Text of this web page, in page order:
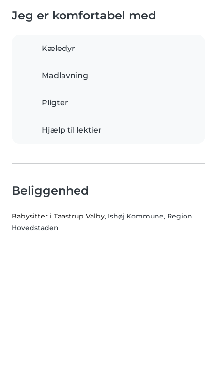
Jeg er komfortabel med
Kæledyr
Madlavning
Pligter
Hjælp til lektier
Beliggenhed
Babysitter i Taastrup Valby, Ishøj Kommune, Region
Hovedstaden